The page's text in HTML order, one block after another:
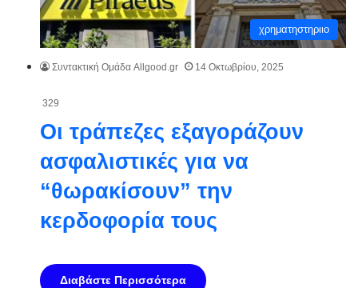
χρηματηστηριιο
Συντακτική Ομάδα Allgood.gr 14 Οκτωβρίου, 2025
329
Οι τράπεζες εξαγοράζουν
ασφαλιστικές για να
“θωρακίσουν” την
κερδοφορία τους
Διαβάστε Περισσότερα